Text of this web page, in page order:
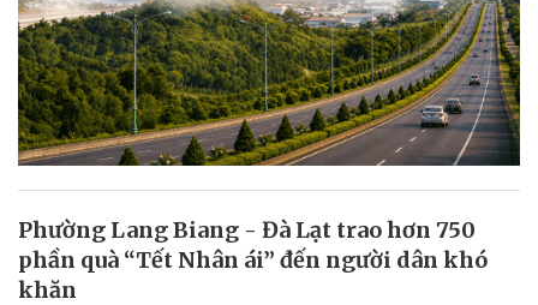
Phường Lang Biang - Đà Lạt trao hơn 750
phần quà “Tết Nhân ái” đến người dân khó
khăn